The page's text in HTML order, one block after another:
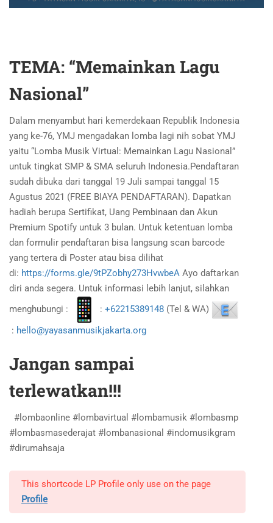
TEMA: “Memainkan Lagu
Nasional”
Dalam menyambut hari kemerdekaan Republik Indonesia
yang ke-76, YMJ mengadakan lomba lagi nih sobat YMJ
yaitu “Lomba Musik Virtual: Memainkan Lagu Nasional”
untuk tingkat SMP & SMA seluruh Indonesia.Pendaftaran
sudah dibuka dari tanggal 19 Juli sampai tanggal 15
Agustus 2021 (FREE BIAYA PENDAFTARAN). Dapatkan
hadiah berupa Sertifikat, Uang Pembinaan dan Akun
Premium Spotify untuk 3 bulan. Untuk ketentuan lomba
dan formulir pendaftaran bisa langsung scan barcode
yang tertera di Poster atau bisa dilihat
di: https://forms.gle/9tPZobhy273HvwbeA Ayo daftarkan
diri anda segera. Untuk informasi lebih lanjut, silahkan
menghubungi :
: +62215389148 (Tel & WA)
: hello@yayasanmusikjakarta.org
Jangan sampai
terlewatkan!!!
#lombaonline #lombavirtual #lombamusik #lombasmp
#lombasmasederajat #lombanasional #indomusikgram
#dirumahsaja
This shortcode LP Profile only use on the page
Profile